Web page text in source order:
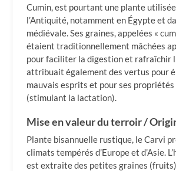
Cumin, est pourtant une plante
l’Antiquité, notamment en Égypte et
médiévale. Ses graines, appelées «
étaient traditionnellement mâchées
pour faciliter la digestion et rafraîchir
attribuait également des vertus pour
mauvais esprits et pour ses
(stimulant la lactation).
Mise en valeur du terroir /
Plante bisannuelle rustique, le Carvi
climats tempérés d’Europe et d’Asie.
est extraite des petites graines